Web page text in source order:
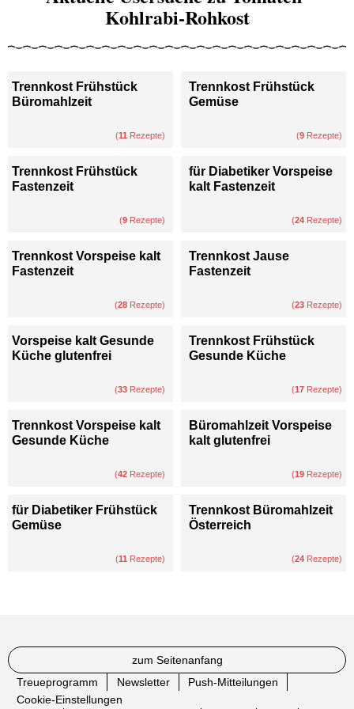
Kohlrabi-Rohkost
Trennkost Frühstück
Büromahlzeit
(11 Rezepte)
Trennkost Frühstück
Gemüse
(9 Rezepte)
Trennkost Frühstück
Fastenzeit
(9 Rezepte)
für Diabetiker Vorspeise
kalt Fastenzeit
(24 Rezepte)
Trennkost Vorspeise kalt
Fastenzeit
(28 Rezepte)
Trennkost Jause
Fastenzeit
(23 Rezepte)
Vorspeise kalt Gesunde
Küche glutenfrei
(33 Rezepte)
Trennkost Frühstück
Gesunde Küche
(17 Rezepte)
Trennkost Vorspeise kalt
Gesunde Küche
(42 Rezepte)
Büromahlzeit Vorspeise
kalt glutenfrei
(19 Rezepte)
für Diabetiker Frühstück
Gemüse
(11 Rezepte)
Trennkost Büromahlzeit
Österreich
(24 Rezepte)
zum Seitenanfang
Treueprogramm
Newsletter
Push-Mitteilungen
Cookie-Einstellungen